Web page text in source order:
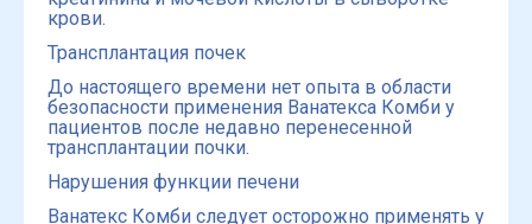
крови.
Трансплантация почек
До настоящего времени нет опыта в области
безопасности применения Ванатекса Комби у
пациентов после недавно перенесенной
трансплантации почки.
Нарушения функции печени
Ванатекс Комби следует осторожно применять у